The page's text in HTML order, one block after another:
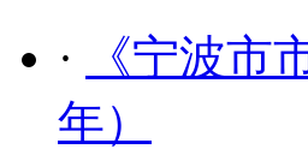
·
《宁波市
年）